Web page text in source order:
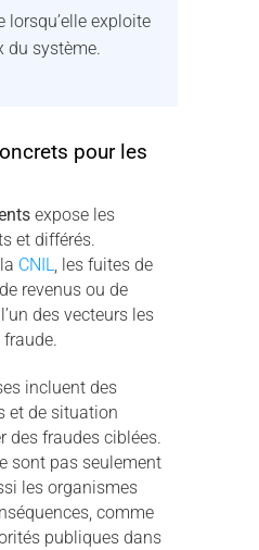
lorsqu’elle exploite
du système.
pour les
expose les
et différés.
CNIL
, les fuites de
revenus ou de
des vecteurs les
incluent des
et de situation
des fraudes ciblées.
sont pas seulement
les organismes
comme
publiques dans